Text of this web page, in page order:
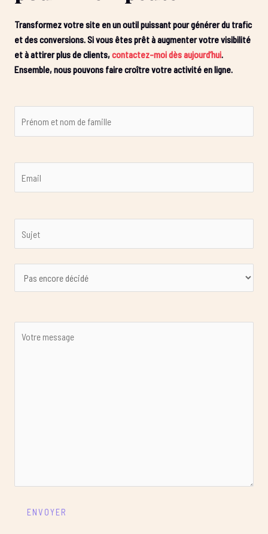
Transformez votre site en un outil puissant pour générer du trafic
et des conversions. Si vous êtes prêt à augmenter votre visibilité
et à attirer plus de clients, contactez-moi dès aujourd’hui.
Ensemble, nous pouvons faire croître votre activité en ligne.